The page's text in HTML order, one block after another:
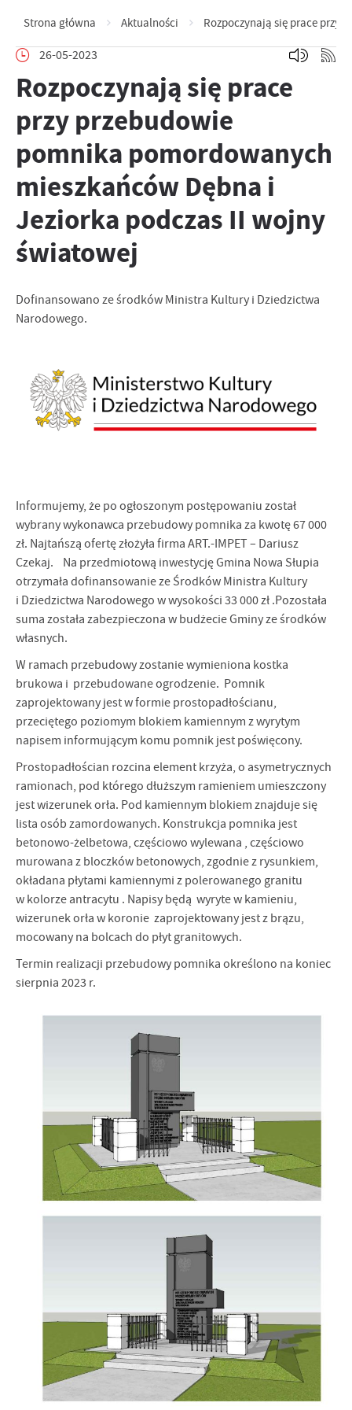
Strona główna Aktualności Rozpoczynają się prace przy
26-05-2023
Rozpoczynają się prace
przy przebudowie
pomnika pomordowanych
mieszkańców Dębna i
Jeziorka podczas II wojny
światowej
Dofinansowano ze środków Ministra Kultury i Dziedzictwa
Narodowego.
Informujemy, że po ogłoszonym postępowaniu został
wybrany wykonawca przebudowy pomnika za kwotę 67 000
zł. Najtańszą ofertę złożyła firma ART.-IMPET – Dariusz
Czekaj. Na przedmiotową inwestycję Gmina Nowa Słupia
otrzymała dofinansowanie ze Środków Ministra Kultury
i Dziedzictwa Narodowego w wysokości 33 000 zł .Pozostała
suma została zabezpieczona w budżecie Gminy ze środków
własnych.
W ramach przebudowy zostanie wymieniona kostka
brukowa i przebudowane ogrodzenie. Pomnik
zaprojektowany jest w formie prostopadłościanu,
przeciętego poziomym blokiem kamiennym z wyrytym
napisem informującym komu pomnik jest poświęcony.
Prostopadłościan rozcina element krzyża, o asymetrycznych
ramionach, pod którego dłuższym ramieniem umieszczony
jest wizerunek orła. Pod kamiennym blokiem znajduje się
lista osób zamordowanych. Konstrukcja pomnika jest
betonowo-żelbetowa, częściowo wylewana , częściowo
murowana z bloczków betonowych, zgodnie z rysunkiem,
okładana płytami kamiennymi z polerowanego granitu
w kolorze antracytu . Napisy będą wyryte w kamieniu,
wizerunek orła w koronie zaprojektowany jest z brązu,
mocowany na bolcach do płyt granitowych.
Termin realizacji przebudowy pomnika określono na koniec
sierpnia 2023 r.